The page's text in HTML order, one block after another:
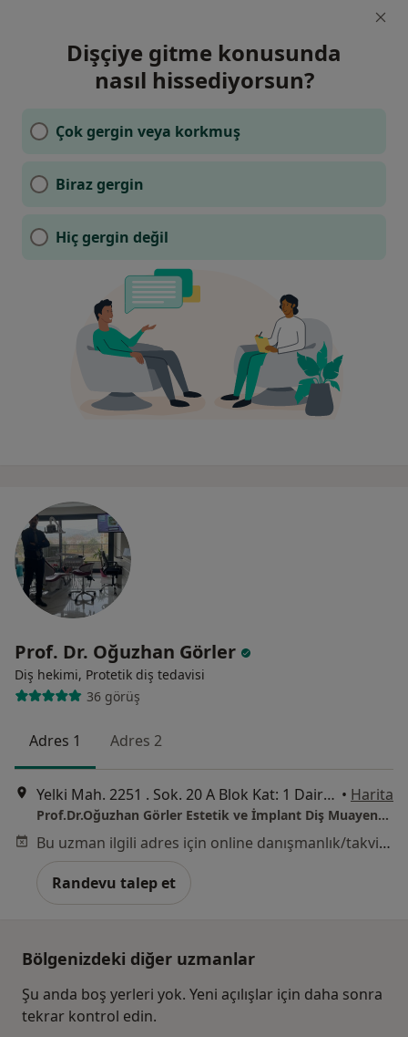
Dişçiye gitme konusunda
nasıl hissediyorsun?
Çok gergin veya korkmuş
Biraz gergin
Hiç gergin değil
Prof. Dr. Oğuzhan Görler
Diş hekimi, Protetik diş tedavisi
36 görüş
Adres 1 Adres 2
Yelki Mah. 2251 . Sok. 20 A Blok Kat: 1 Daire: 3 Güzelbahçe /İzmir, İzmir • Harita
Prof.Dr.Oğuzhan Görler Estetik ve İmplant Diş Muayenehanesi
Bu uzman ilgili adres için online danışmanlık/takvim sunmuyor.
Randevu talep et
Bölgenizdeki diğer uzmanlar
Şu anda boş yerleri yok. Yeni açılışlar için daha sonra
tekrar kontrol edin.